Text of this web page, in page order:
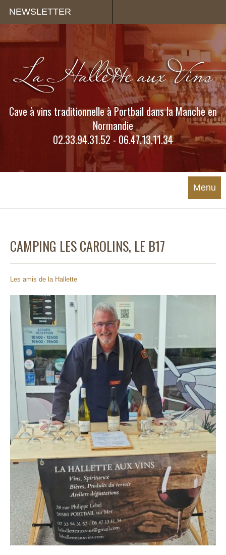
NEWSLETTER
Cave à vins traditionnelle à Portbail dans la Manche en
Normandie
02.33.94.31.52 - 06.47.13.11.34
Menu
CAMPING LES CAROLINS, LE B17
Les amis de la Hallette
Panneau de gestion des cookies